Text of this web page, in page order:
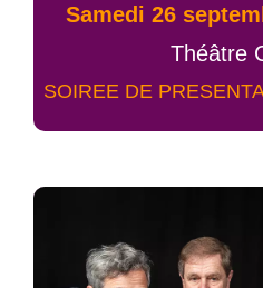
samedi 26
Théâtre
SOIREE DE